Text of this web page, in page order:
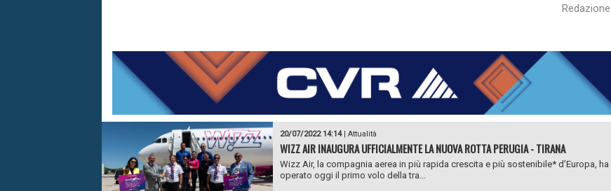
Redazione
20/07/2022 14:14| Attualità
WIZZ AIR INAUGURA UFFICIALMENTE LA NUOVA ROTTA PERUGIA - TIRANA
Wizz Air, la compagnia aerea in più rapida crescita e più sostenibile* d’Europa, ha
operato oggi il primo volo della tra...